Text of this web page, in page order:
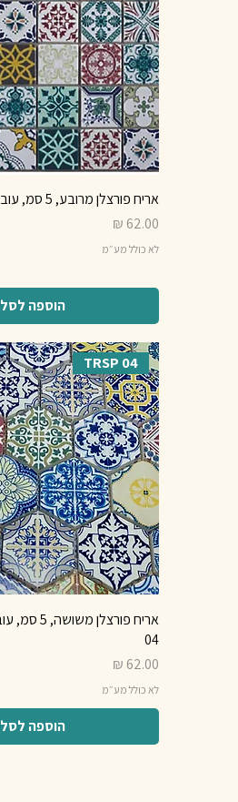
אריח פורצלן מרובע, 5 סמ, עובי 7 מ"מ. SP 07
מחיר
לא כולל מע״מ
הוספה לסל
TRSP 04
04
מחיר
לא כולל מע״מ
הוספה לסל